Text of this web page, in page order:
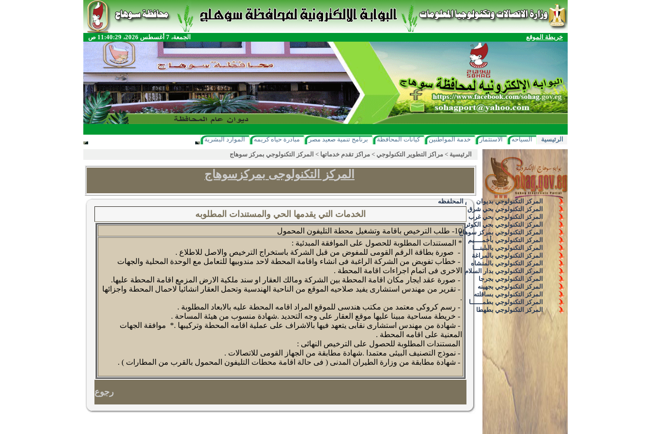
خريطة الموقع الجمعة، 7 أغسطس 2026، 11:40:29 ص
الرئيسية السياحه الاستثمار خدمة المواطنين كيانات المحافظة برنامج تنمية صعيد مصر مبادرة حياه كريمه الموارد البشرية
المركز التكنولوجي بديوان عام المحلفظه
المركز التكنولوجي بحي شرق
المركز التكنولوجي بحي غرب
المركز التكنولوجي بحي الكوثر
المركز التكنولوجي بمركز سوهاج
المركز التكنولوجي بأخمــــيم
المركز التكنولوجي بالبلينـــا
المركز التكنولوجي بالمراغة
المركز التكنولوجي بالمنشاه
المركز التكنولوجي بدار السلام
المركز التكنولوجي بجرجا
المركز التكنولوجي بجهينه
المركز التكنولوجي بساقلته
المركز التكنولوجي بطمــــــا
المركز التكنولوجي بطهطا
الرئيسية > مراكز التطوير التكنولوجي > مراكز تقدم خدماتها > المركز التكنولوجي بمركز سوهاج
المركز التكنولوجى بمركز سوهاج
الخدمات التي يقدمها الحي والمستندات المطلوبه
10- طلب الترخيص باقامة وتشغيل محطة التليفون المحمول
* المستندات المطلوبة للحصول على الموافقة المبدئية :
- صورة بطاقة الرقم القومى للمفوض من قبل الشركة باستخراج الترخيص والاصل للاطلاع .
- خطاب تفويض من الشركة الراغبة فى انشاء واقامة المحطة لاحد مندوبيها للتعامل مع الوحدة المحلية والجهات
الاخرى فى اتمام اجراءات اقامة المحطة .
- صورة عقد ايجار مكان اقامة المحطة بين الشركة ومالك العقار او سند ملكية الارض المزمع اقامة المحطة عليها.
- تقرير من مهندس استشارى يفيد صلاحيه الموقع من الناحية الهندسية وتحمل العقار انشائياً لاحمال المحطة واجزائها
.
- رسم كروكى معتمد من مكتب هندسى للموقع المراد اقامه المحطة عليه بالابعاد المطلوبة .
- خريطة مساحية مبينا عليها موقع العقار على وجه التحديد .شهادة منسوب من هيئة المساحة .
- شهادة من مهندس استشارى نقابى يتعهد فيها بالاشراف على عملية اقامه المحطة وتركيبها .* موافقة الجهات
المعنية على اقامه المحطة .
المستندات المطلوبة للحصول على الترخيص النهائى :
- نموذج التصنيف البيئى معتمدا .شهادة مطابقة من الجهاز القومى للاتصالات .
- شهادة مطابقة من وزارة الطيران المدنى ( فى حالة اقامة محطات التليفون المحمول بالقرب من المطارات ) .
رجوع